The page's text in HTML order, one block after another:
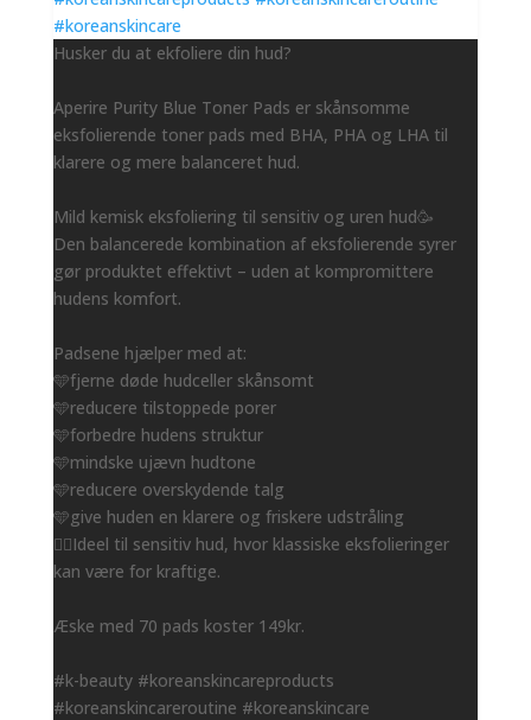
Husker du at ekfoliere din hud?
Aperire Purity Blue Toner Pads er skånsomme
eksfolierende toner pads med BHA, PHA og LHA til
klarere og mere balanceret hud.
Mild kemisk eksfoliering til sensitiv og uren hud🥳
Den balancerede kombination af eksfolierende syrer
gør produktet effektivt – uden at kompromittere
hudens komfort.
Padsene hjælper med at:
🩵fjerne døde hudceller skånsomt
🩵reducere tilstoppede porer
🩵forbedre hudens struktur
🩵mindske ujævn hudtone
🩵reducere overskydende talg
🩵give huden en klarere og friskere udstråling
👌🏻Ideel til sensitiv hud, hvor klassiske eksfolieringer
kan være for kraftige.
Æske med 70 pads koster 149kr.
#k-beauty #koreanskincareproducts
#koreanskincareroutine #koreanskincare